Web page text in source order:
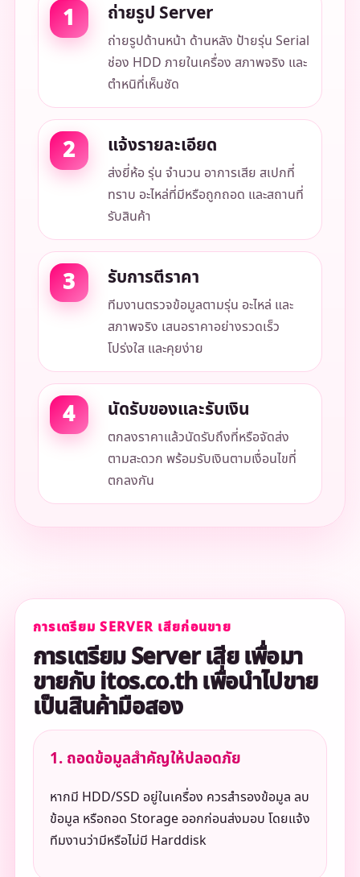
ถ่ายรูป Server
ถ่ายรูปด้านหน้า ด้านหลัง ป้ายรุ่น Serial
ช่อง HDD ภายในเครื่อง สภาพจริง และ
ตำหนิที่เห็นชัด
แจ้งรายละเอียด
ส่งยี่ห้อ รุ่น จำนวน อาการเสีย สเปกที่
ทราบ อะไหล่ที่มีหรือถูกถอด และสถานที่
รับสินค้า
รับการตีราคา
ทีมงานตรวจข้อมูลตามรุ่น อะไหล่ และ
สภาพจริง เสนอราคาอย่างรวดเร็ว
โปร่งใส และคุยง่าย
นัดรับของและรับเงิน
ตกลงราคาแล้วนัดรับถึงที่หรือจัดส่ง
ตามสะดวก พร้อมรับเงินตามเงื่อนไขที่
ตกลงกัน
การเตรียม SERVER เสียก่อนขาย
การเตรียม Server เสีย เพื่อมา
ขายกับ itos.co.th เพื่อนำไปขาย
เป็นสินค้ามือสอง
1. ถอดข้อมูลสำคัญให้ปลอดภัย
หากมี HDD/SSD อยู่ในเครื่อง ควรสำรองข้อมูล ลบ
ข้อมูล หรือถอด Storage ออกก่อนส่งมอบ โดยแจ้ง
ทีมงานว่ามีหรือไม่มี Harddisk